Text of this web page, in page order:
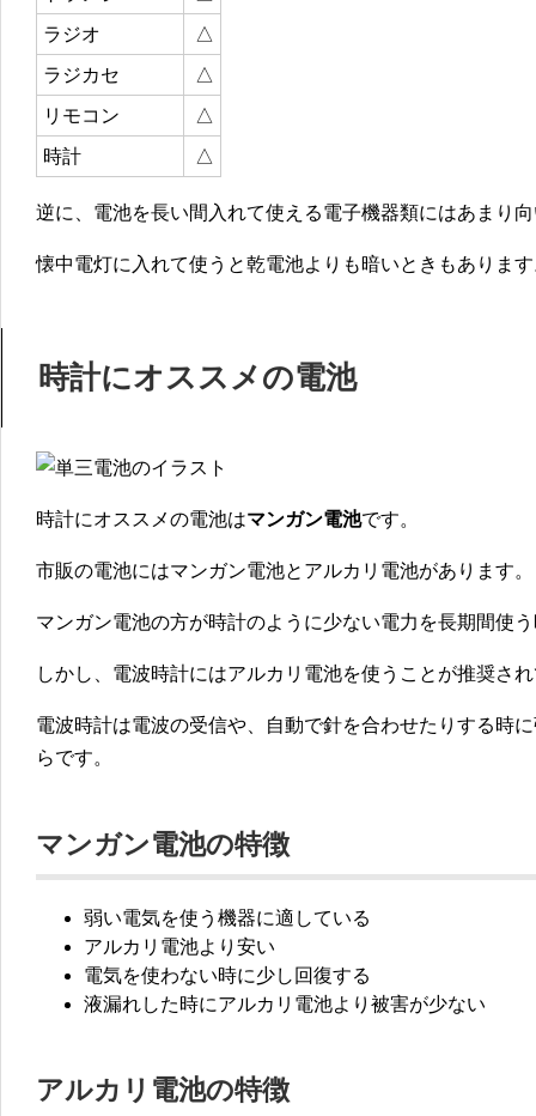
ラジオ
△
ラジカセ
△
リモコン
△
時計
△
逆に、電池を長い間入れて使える電子機器類にはあまり
懐中電灯に入れて使うと乾電池よりも暗いときもありま
時計にオススメの電池
時計にオススメの電池はマンガン電池です。
市販の電池にはマンガン電池とアルカリ電池があります。
マンガン電池の方が時計のように少ない電力を長期間使
しかし、 電波時計にはアルカリ電池を使うことが推奨さ
電波時計は電波の受信や、自動で針を合わせたりする時
らです。
マンガン電池の特徴
弱い電気を使う機器に適している
アルカリ電池より安い
電気を使わない時に少し回復する
液漏れした時にアルカリ電池より被害が少ない
アルカリ電池の特徴